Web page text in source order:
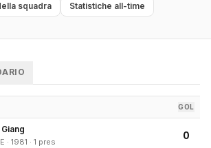
squadra Statistiche all-time
GOL
· 1981 · 1 pres
0